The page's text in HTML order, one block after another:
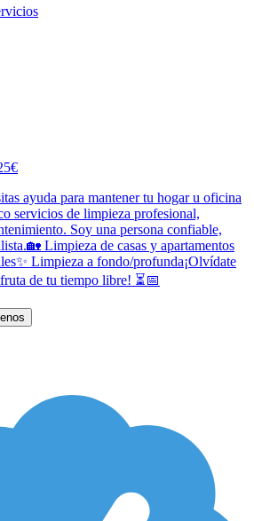
ayuda para mantener tu hogar u oficina
servicios de limpieza profesional,
Soy una persona confiable,
Limpieza de casas y apartamentos
Limpieza a fondo/profunda¡Olvídate
de tu tiempo libre! ⏳📅